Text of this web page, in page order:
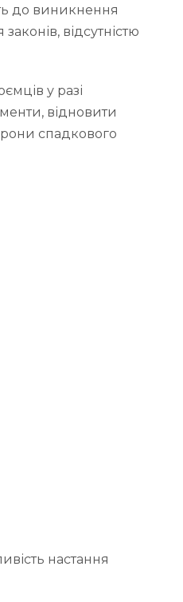
до виникнення
відсутністю
у разі
відновити
спадкового
настання